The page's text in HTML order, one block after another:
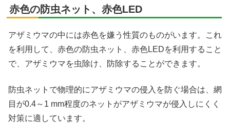
赤色の防虫ネット、赤色LED
アザミウマの中には赤色を嫌う性質のものがいます。これ
を利用して、赤色の防虫ネット、赤色LEDを利用すること
で、アザミウマを虫除け、防除することができます。
防虫ネットで物理的にアザミウマの侵入を防ぐ場合は、網
目が0.4～1 mm程度のネットがアザミウマが侵入しにくく
対策に適しています。
X